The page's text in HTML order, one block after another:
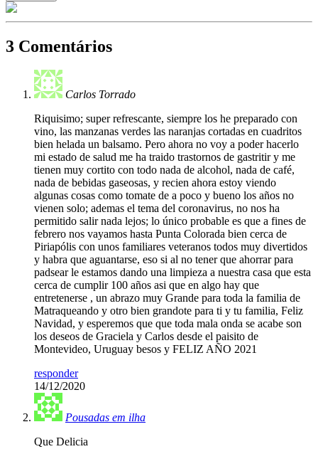
3 Comentários
Carlos Torrado
Riquisimo; super refrescante, siempre los he preparado con
vino, las manzanas verdes las naranjas cortadas en cuadritos
bien helada un balsamo. Pero ahora no voy a poder hacerlo
mi estado de salud me ha traido trastornos de gastritir y me
tienen muy cortito con todo nada de alcohol, nada de café,
nada de bebidas gaseosas, y recien ahora estoy viendo
algunas cosas como tomate de a poco y bueno los años no
vienen solo; ademas el tema del coronavirus, no nos ha
permitido salir nada lejos; lo único probable es que a fines de
febrero nos vayamos hasta Punta Colorada bien cerca de
Piriapólis con unos familiares veteranos todos muy divertidos
y habra que aguantarse, eso si al no tener que ahorrar para
padsear le estamos dando una limpieza a nuestra casa que esta
cerca de cumplir 100 años asi que en algo hay que
entretenerse , un abrazo muy Grande para toda la familia de
Matraqueando y otro bien grandote para ti y tu familia, Feliz
Navidad, y esperemos que que toda mala onda se acabe son
los deseos de Graciela y Carlos desde el paisito de
Montevideo, Uruguay besos y FELIZ AÑO 2021
responder
14/12/2020
Pousadas em ilha
Que Delicia